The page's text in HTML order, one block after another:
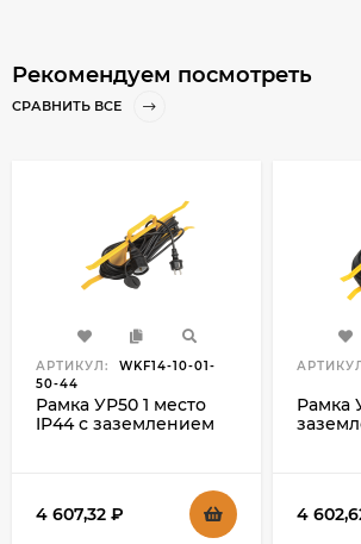
Рекомендуем посмотреть
СРАВНИТЬ ВСЕ
АРТИКУЛ:
WKF14-10-01-
50-44
Рамка УР50 1 место
IP44 с заземлением
4 607,32 ₽
Рамка
4